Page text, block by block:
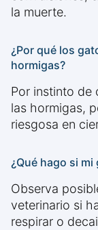
la muerte.
¿Por qué los
hormigas?
Por instinto de
las hormigas,
riesgosa en
¿Qué hago si
Observa
veterinario si
respirar o